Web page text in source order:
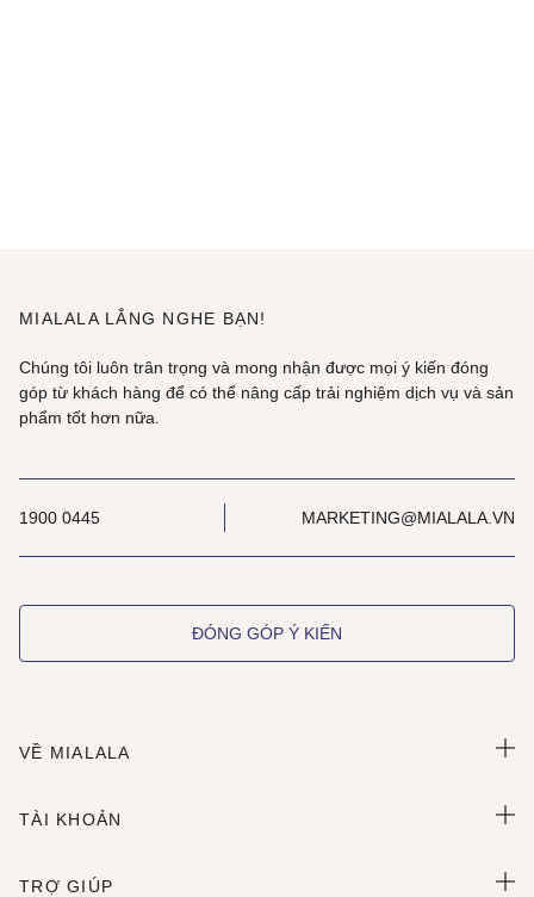
MIALALA LẮNG NGHE BẠN!
Chúng tôi luôn trân trọng và mong nhận được mọi ý kiến đóng
góp từ khách hàng để có thể nâng cấp trải nghiệm dịch vụ và sản
phẩm tốt hơn nữa.
1900 0445 MARKETING@MIALALA.VN
ĐÓNG GÓP Ý KIẾN
VỀ MIALALA
TÀI KHOẢN
TRỢ GIÚP